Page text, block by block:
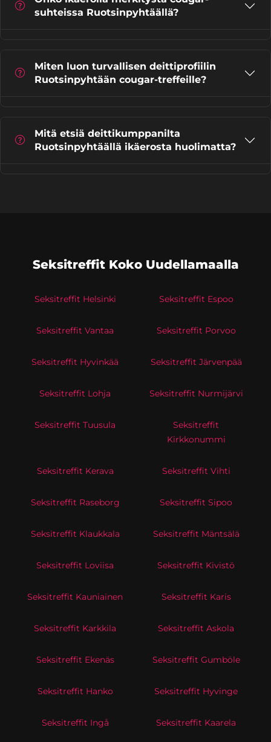
suhteissa Ruotsinpyhtäällä?
Miten luon turvallisen deittiprofiilin
Ruotsinpyhtään cougar-treffeille?
Mitä etsiä deittikumppanilta
Ruotsinpyhtäällä ikäerosta huolimatta?
Seksitreffit Koko Uudellamaalla
Seksitreffit Helsinki Seksitreffit Espoo
Seksitreffit Vantaa Seksitreffit Porvoo
Seksitreffit Hyvinkää Seksitreffit Järvenpää
Seksitreffit Lohja Seksitreffit Nurmijärvi
Seksitreffit Tuusula
Seksitreffit
Kirkkonummi
Seksitreffit Kerava Seksitreffit Vihti
Seksitreffit Raseborg Seksitreffit Sipoo
Seksitreffit Klaukkala Seksitreffit Mäntsälä
Seksitreffit Loviisa Seksitreffit Kivistö
Seksitreffit Kauniainen Seksitreffit Karis
Seksitreffit Karkkila Seksitreffit Askola
Seksitreffit Ekenäs Seksitreffit Gumböle
Seksitreffit Hanko Seksitreffit Hyvinge
Seksitreffit Ingå Seksitreffit Kaarela